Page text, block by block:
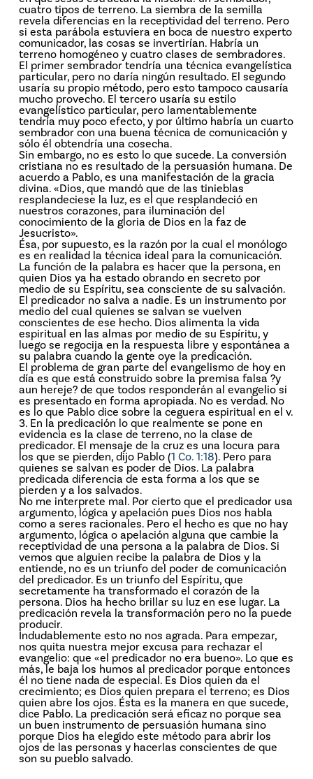
cuatro tipos de terreno. La siembra de la semilla
revela diferencias en la receptividad del terreno. Pero
si esta parábola estuviera en boca de nuestro experto
comunicador, las cosas se invertirían. Habría un
terreno homogéneo y cuatro clases de sembradores.
El primer sembrador tendría una técnica evangelística
particular, pero no daría ningún resultado. El segundo
usaría su propio método, pero esto tampoco causaría
mucho provecho. El tercero usaría su estilo
evangelístico particular, pero lamentablemente
tendría muy poco efecto, y por último habría un cuarto
sembrador con una buena técnica de comunicación y
sólo él obtendría una cosecha.
Sin embargo, no es esto lo que sucede. La conversión
cristiana no es resultado de la persuasión humana. De
acuerdo a Pablo, es una manifestación de la gracia
divina. «Dios, que mandó que de las tinieblas
resplandeciese la luz, es el que resplandeció en
nuestros corazones, para iluminación del
conocimiento de la gloria de Dios en la faz de
Jesucristo».
Ésa, por supuesto, es la razón por la cual el monólogo
es en realidad la técnica ideal para la comunicación.
La función de la palabra es hacer que la persona, en
quien Dios ya ha estado obrando en secreto por
medio de su Espíritu, sea consciente de su salvación.
El predicador no salva a nadie. Es un instrumento por
medio del cual quienes se salvan se vuelven
conscientes de ese hecho. Dios alimenta la vida
espiritual en las almas por medio de su Espíritu, y
luego se regocija en la respuesta libre y espontánea a
su palabra cuando la gente oye la predicación.
El problema de gran parte del evangelismo de hoy en
día es que está construido sobre la premisa falsa ?y
aun hereje? de que todos responderán al evangelio si
es presentado en forma apropiada. No es verdad. No
es lo que Pablo dice sobre la ceguera espiritual en el v.
3. En la predicación lo que realmente se pone en
evidencia es la clase de terreno, no la clase de
predicador. El mensaje de la cruz es una locura para
los que se pierden, dijo Pablo (1 Co. 1:18). Pero para
quienes se salvan es poder de Dios. La palabra
predicada diferencia de esta forma a los que se
pierden y a los salvados.
No me interprete mal. Por cierto que el predicador usa
argumento, lógica y apelación pues Dios nos habla
como a seres racionales. Pero el hecho es que no hay
argumento, lógica o apelación alguna que cambie la
receptividad de una persona a la palabra de Dios. Si
vemos que alguien recibe la palabra de Dios y la
entiende, no es un triunfo del poder de comunicación
del predicador. Es un triunfo del Espíritu, que
secretamente ha transformado el corazón de la
persona. Dios ha hecho brillar su luz en ese lugar. La
predicación revela la transformación pero no la puede
producir.
Indudablemente esto no nos agrada. Para empezar,
nos quita nuestra mejor excusa para rechazar el
evangelio: que «el predicador no era bueno». Lo que es
más, le baja los humos al predicador porque entonces
él no tiene nada de especial. Es Dios quien da el
crecimiento; es Dios quien prepara el terreno; es Dios
quien abre los ojos. Ésta es la manera en que sucede,
dice Pablo. La predicación será eficaz no porque sea
un buen instrumento de persuasión humana sino
porque Dios ha elegido este método para abrir los
ojos de las personas y hacerlas conscientes de que
son su pueblo salvado.